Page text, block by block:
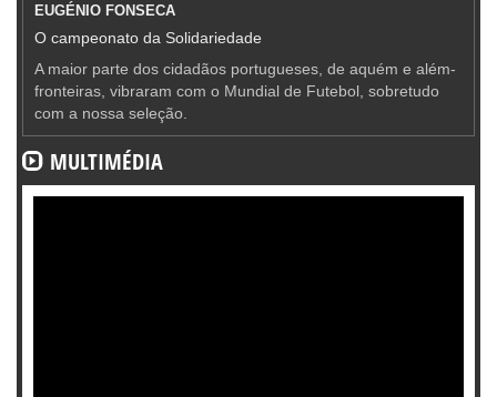
EUGÉNIO FONSECA
O campeonato da Solidariedade
A maior parte dos cidadãos portugueses, de aquém e além-
fronteiras, vibraram com o Mundial de Futebol, sobretudo
com a nossa seleção.
MULTIMÉDIA